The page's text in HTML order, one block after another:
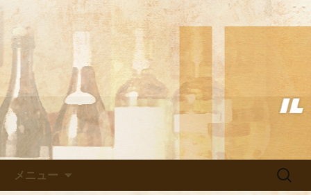
武蔵小杉の美味しいイタリアン
「イルヴェント」のブログ
武蔵小杉の美味しいイタリアン「イル
ヴェント」のブログ
メニュー
検